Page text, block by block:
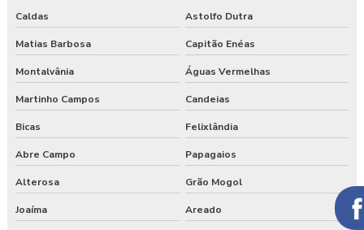
Caldas Astolfo Dutra
Matias Barbosa Capitão Enéas
Montalvânia Águas Vermelhas
Martinho Campos Candeias
Bicas Felixlândia
Abre Campo Papagaios
Alterosa Grão Mogol
Joaíma Areado